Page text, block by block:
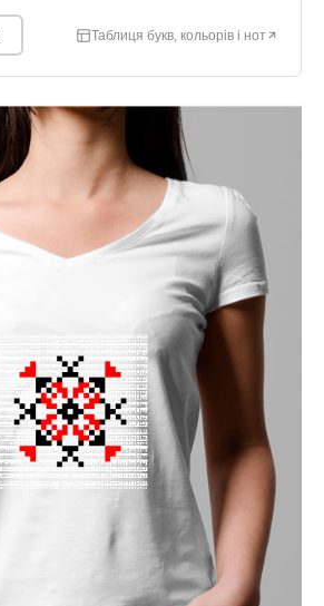
Таблиця букв, кольорів і нот